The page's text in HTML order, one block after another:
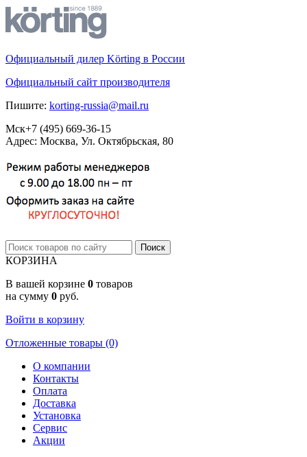
Официальный дилер Körting в России
Официальный сайт производителя
Пишите: korting-russia@mail.ru
Мск+7 (495) 669-36-15
Адрес: Москва, Ул. Октябрьская, 80
КОРЗИНА
В вашей корзине 0 товаров
на сумму 0 руб.
Войти в корзину
Отложенные товары (0)
О компании
Контакты
Оплата
Доставка
Установка
Сервис
Акции